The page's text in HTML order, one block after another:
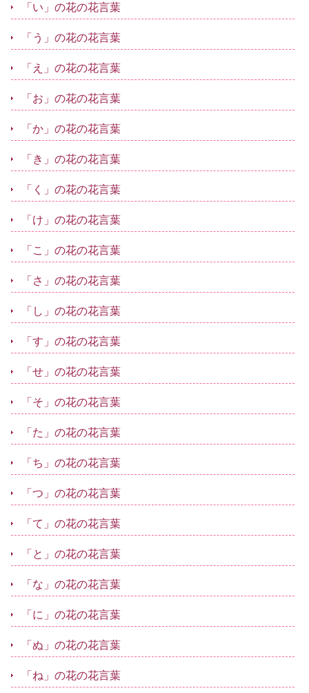
「い」の花の花言葉
「う」の花の花言葉
「え」の花の花言葉
「お」の花の花言葉
「か」の花の花言葉
「き」の花の花言葉
「く」の花の花言葉
「け」の花の花言葉
「こ」の花の花言葉
「さ」の花の花言葉
「し」の花の花言葉
「す」の花の花言葉
「せ」の花の花言葉
「そ」の花の花言葉
「た」の花の花言葉
「ち」の花の花言葉
「つ」の花の花言葉
「て」の花の花言葉
「と」の花の花言葉
「な」の花の花言葉
「に」の花の花言葉
「ぬ」の花の花言葉
「ね」の花の花言葉